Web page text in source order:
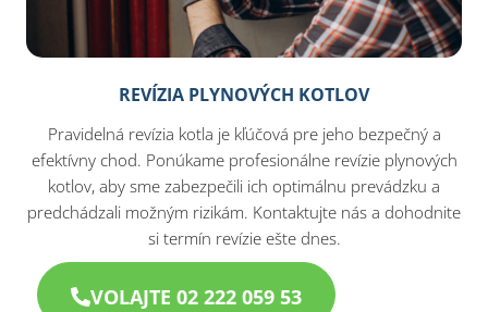
REVÍZIA PLYNOVÝCH KOTLOV
Pravidelná revízia kotla je kľúčová pre jeho bezpečný a
efektívny chod. Ponúkame profesionálne revízie plynových
kotlov, aby sme zabezpečili ich optimálnu prevádzku a
predchádzali možným rizikám. Kontaktujte nás a dohodnite
si termín revízie ešte dnes.
VOLAJTE 02 222 059 53